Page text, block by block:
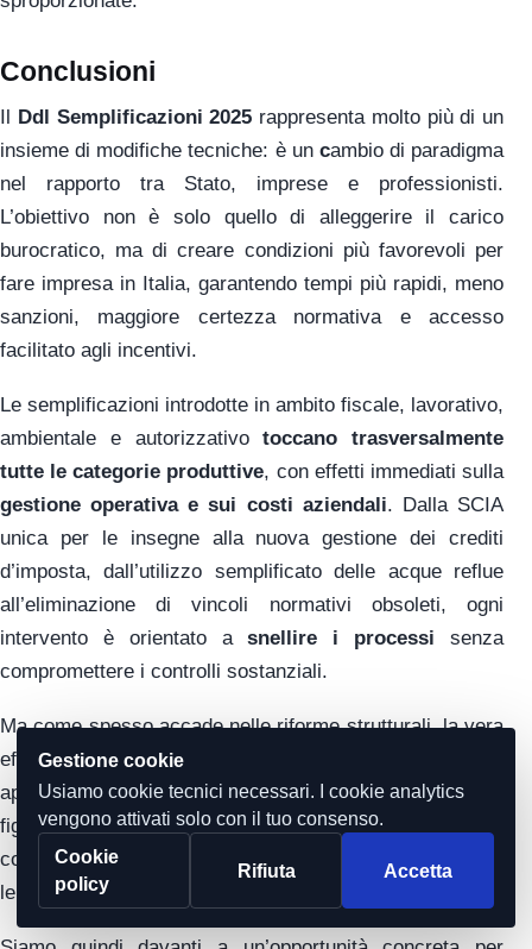
Conclusioni
Ddl Semplificazioni 2025 rappresenta molto più di un
insieme di modifiche tecniche: è un cambio di paradigma
nel rapporto tra Stato, imprese e professionisti.
L’obiettivo non è solo quello di alleggerire il carico
burocratico, ma di creare condizioni più favorevoli per
fare impresa in Italia, garantendo tempi più rapidi, meno
sanzioni, maggiore certezza normativa e accesso
facilitato agli incentivi.
Le semplificazioni introdotte in ambito fiscale, lavorativo,
ambientale e autorizzativotoccano trasversalmente
tutte le categorie produttive, con effetti immediati sulla
gestione operativa e sui costi aziendali. Dalla SCIA
unica per le insegne alla nuova gestione dei crediti
d’imposta, dall’utilizzo semplificato delle acque reflue
all’eliminazione di vincoli normativi obsoleti, ogni
intervento è orientato asnellire i processi senza
compromettere i controlli sostanziali.
Ma come spesso accade nelle riforme strutturali, la vera
efficacia di queste misure dipenderà da come verranno
applicate nella pratica. Ed è qui che entra in gioco la
figura del professionista, chiamato a interpretare
correttamente le novità, assistere le imprese e trasferire
le semplificazioni nel quotidiano aziendale.
Gestione cookie
Usiamo cookie tecnici necessari. I cookie analytics
vengono attivati solo con il tuo consenso.
Cookie
policy
Rifiuta Accetta